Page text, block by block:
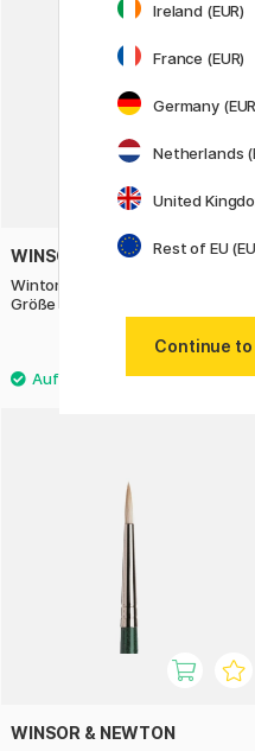
WINSOR & NEWTON
Winton Schweineborstenpinsel
Größe 1
6.80 €
WINSOR & NEWTON
Ireland (EUR)
France (EUR)
Germany
Netherlands
United
Rest of EU
Continue to